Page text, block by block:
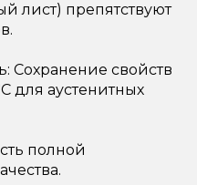
лист) препятствуют
Сохранение свойств
для аустенитных
полной